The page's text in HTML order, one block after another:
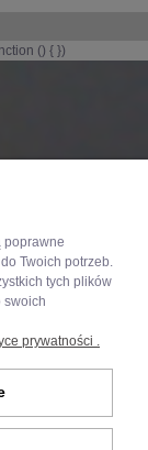
() { })
warunki -
poprawne
Twoich potrzeb.
tych plików
swoich
prywatności .